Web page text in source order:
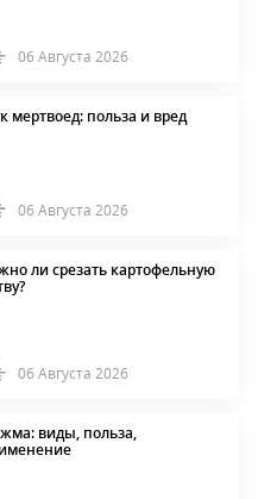
06 Августа 2026
мертвоед: польза и вред
06 Августа 2026
ли срезать картофельную
06 Августа 2026
виды, польза,